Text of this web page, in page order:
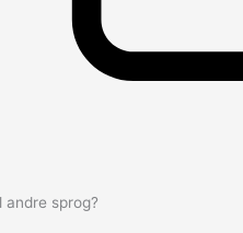
sprog?